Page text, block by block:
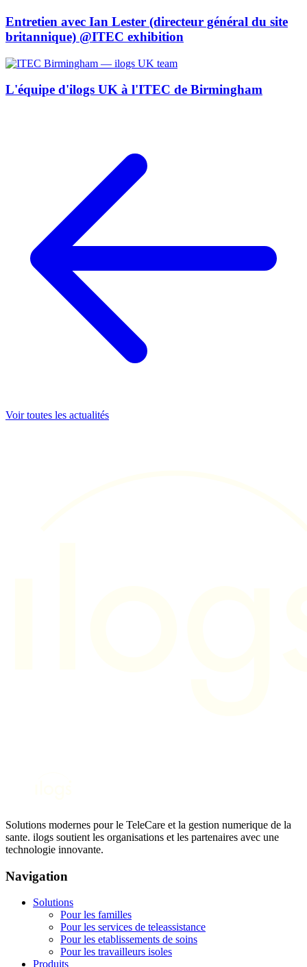
Entretien avec Ian Lester (directeur général du site
britannique) @ITEC exhibition
L'équipe d'ilogs UK à l'ITEC de Birmingham
Voir toutes les actualités
Solutions modernes pour le TeleCare et la gestion numerique de la
sante. ilogs soutient les organisations et les partenaires avec une
technologie innovante.
Navigation
Solutions
Pour les familles
Pour les services de teleassistance
Pour les etablissements de soins
Pour les travailleurs isoles
Produits